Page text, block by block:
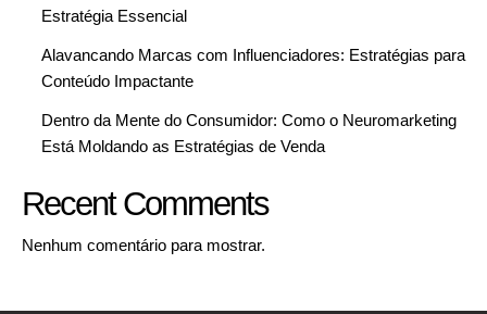
Estratégia Essencial
Alavancando Marcas com Influenciadores: Estratégias para
Conteúdo Impactante
Dentro da Mente do Consumidor: Como o Neuromarketing
Está Moldando as Estratégias de Venda
Recent Comments
Nenhum comentário para mostrar.